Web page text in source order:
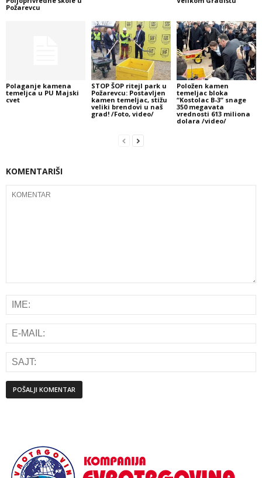
Požarevcu
Polaganje kamena
temeljca u PU Majski
cvet
STOP ŠOP ritejl park u
Požarevcu: Postavljen
kamen temeljac, stižu
veliki brendovi u naš
grad! /Foto, video/
Položen kamen
temeljac bloka
“Kostolac B-3” snage
350 megavata
vrednosti 613 miliona
dolara /video/
KOMENTARIŠI